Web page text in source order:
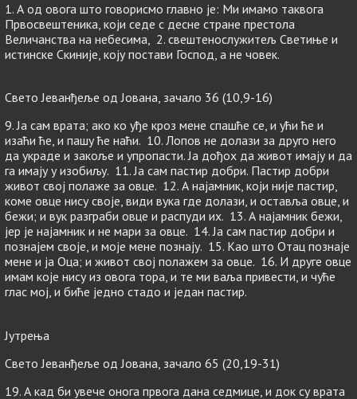
1. А од овога што говорисмо главно је: Ми имамо таквога
Првосвештеника, који седе с десне стране престола
Величанства на небесима, 2. свештенослужитељ Светиње и
истинске Скиније, коју постави Господ, а не човек.
Свето Јеванђеље од Јована, зачало 36 (10,9-16)
9. Ја сам врата; ако ко уђе кроз мене спашће се, и ући ће и
изаћи ће, и пашу ће наћи. 10. Лопов не долази за друго него
да украде и закоље и упропасти. Ја дођох да живот имају и да
га имају у изобиљу. 11. Ја сам пастир добри. Пастир добри
живот свој полаже за овце. 12. А најамник, који није пастир,
коме овце нису своје, види вука где долази, и оставља овце, и
бежи; и вук разграби овце и распуди их. 13. А најамник бежи,
јер је најамник и не мари за овце. 14. Ја сам пастир добри и
познајем своје, и моје мене познају. 15. Као што Отац познаје
мене и ја Оца; и живот свој полажем за овце. 16. И друге овце
имам које нису из овога тора, и те ми ваља привести, и чуће
глас мој, и биће једно стадо и један пастир.
Јутрења
Свето Јеванђеље од Јована, зачало 65 (20,19-31)
19. А кад би увече онога првога дана седмице, и док су врата